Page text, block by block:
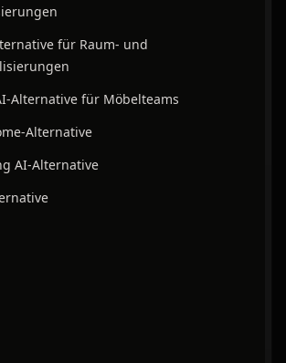
für Raum- und
Alternative für Möbelteams
Alternative
AI-Alternative